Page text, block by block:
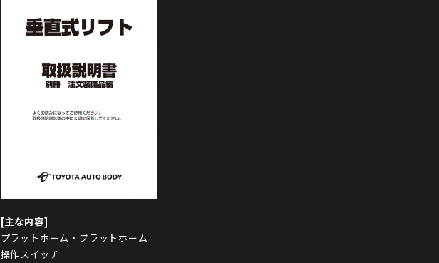
プラットホーム・プラットホーム
操作スイッチ